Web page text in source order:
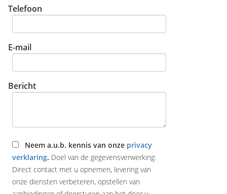
Telefoon
E-mail
Bericht
Neem a.u.b. kennis van onze privacy
verklaring. Doel van de gegevensverwerking:
Direct contact met u opnemen, levering van
onze diensten verbeteren, opstellen van